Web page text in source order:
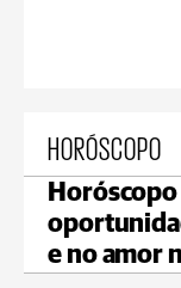
HORÓSCOPO
e no amor